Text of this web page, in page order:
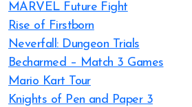
MARVEL Future Fight
Rise of Firstborn
Neverfall: Dungeon Trials
Becharmed – Match 3 Games
Mario Kart Tour
Knights of Pen and Paper 3